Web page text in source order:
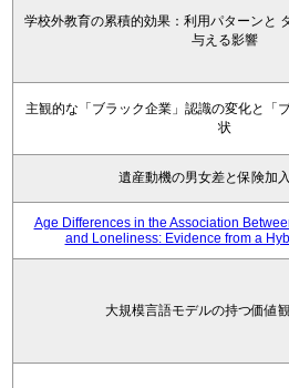
学校外教育の累積的効果：利用パターンと
与える影響
主観的な「ブラック企業」認識の変化と「
状
遺産動機の男女差と保険加
Age Differences in the Association
and Loneliness: Evidence from a
大規模言語モデルの持つ価値